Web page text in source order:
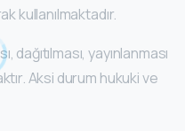
kullanılmaktadır.
dağıtılması, yayınlanması
Aksi durum hukuki ve